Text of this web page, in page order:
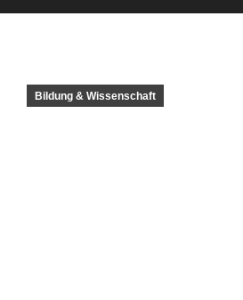
Bildung & Wissenschaft